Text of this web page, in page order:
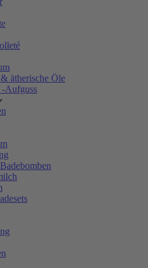
ätherische Öle
Aufguss